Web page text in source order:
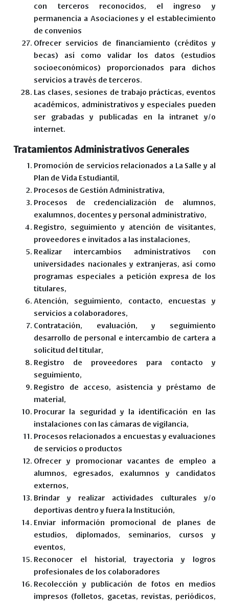
con terceros reconocidos, el ingreso y
permanencia a Asociaciones y el establecimiento
de convenios
Ofrecer servicios de financiamiento (créditos y
becas) así como validar los datos (estudios
socioeconómicos) proporcionados para dichos
servicios a través de terceros.
Las clases, sesiones de trabajo prácticas, eventos
académicos, administrativos y especiales pueden
ser grabadas y publicadas en la intranet y/o
internet.
Tratamientos Administrativos Generales
Promoción de servicios relacionados a La Salle y al
Plan de Vida Estudiantil,
Procesos de Gestión Administrativa,
Procesos de credencialización de alumnos,
exalumnos, docentes y personal administrativo,
Registro, seguimiento y atención de visitantes,
proveedores e invitados a las instalaciones,
Realizar intercambios administrativos con
universidades nacionales y extranjeras, así como
programas especiales a petición expresa de los
titulares,
Atención, seguimiento, contacto, encuestas y
servicios a colaboradores,
Contratación, evaluación, y seguimiento
desarrollo de personal e intercambio de cartera a
solicitud del titular,
Registro de proveedores para contacto y
seguimiento,
Registro de acceso, asistencia y préstamo de
material,
Procurar la seguridad y la identificación en las
instalaciones con las cámaras de vigilancia,
Procesos relacionados a encuestas y evaluaciones
de servicios o productos
Ofrecer y promocionar vacantes de empleo a
alumnos, egresados, exalumnos y candidatos
externos,
Brindar y realizar actividades culturales y/o
deportivas dentro y fuera la Institución,
Enviar información promocional de planes de
estudios, diplomados, seminarios, cursos y
eventos,
Reconocer el historial, trayectoria y logros
profesionales de los colaboradores
Recolección y publicación de fotos en medios
impresos (folletos, gacetas, revistas, periódicos,